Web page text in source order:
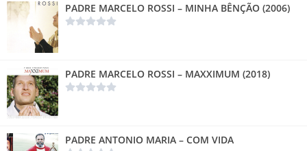
PADRE MARCELO ROSSI – MINHA BÊNÇÃO (2006)
PADRE MARCELO ROSSI – MAXXIMUM (2018)
PADRE ANTONIO MARIA – COM VIDA